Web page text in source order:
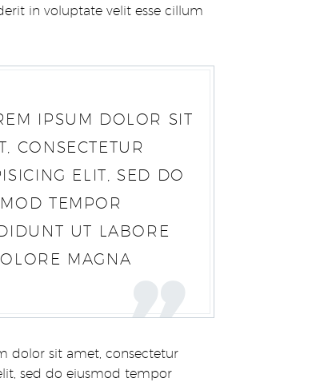
in voluptate velit esse cillum
IPSUM DOLOR SIT
CONSECTETUR
ELIT, SED DO
TEMPOR
UT LABORE
MAGNA
dolor sit amet, consectetur
sed do eiusmod tempor